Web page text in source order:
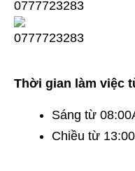
Thời gian làm việc
Sáng từ
Chiều từ